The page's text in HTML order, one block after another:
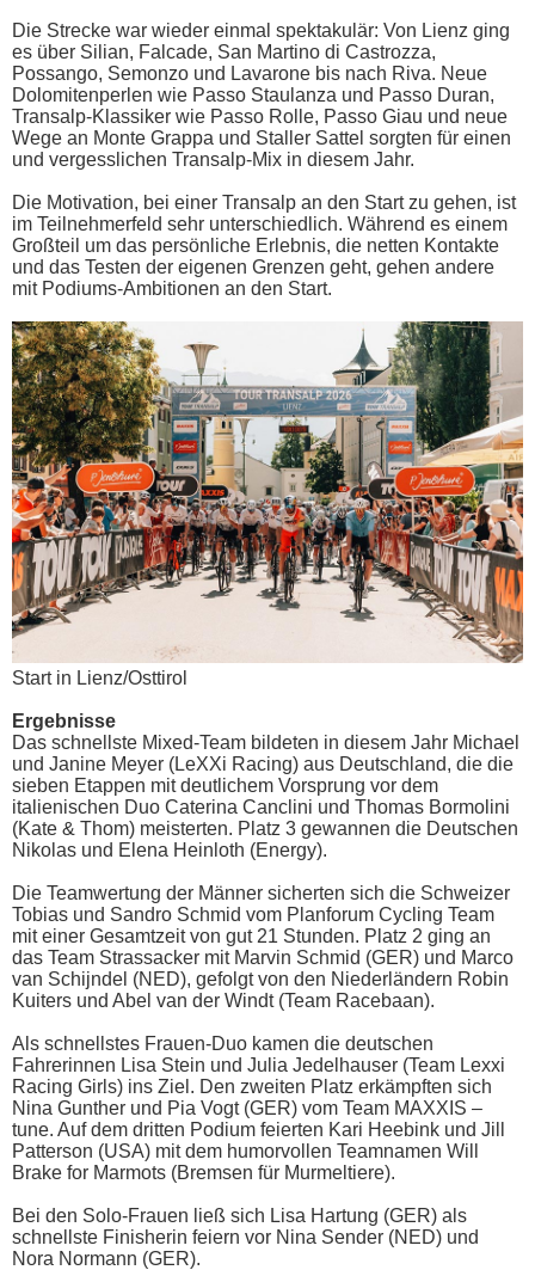
Die Strecke war wieder einmal spektakulär: Von Lienz ging
es über Silian, Falcade, San Martino di Castrozza,
Possango, Semonzo und Lavarone bis nach Riva. Neue
Dolomitenperlen wie Passo Staulanza und Passo Duran,
Transalp-Klassiker wie Passo Rolle, Passo Giau und neue
Wege an Monte Grappa und Staller Sattel sorgten für einen
und vergesslichen Transalp-Mix in diesem Jahr.
Die Motivation, bei einer Transalp an den Start zu gehen, ist
im Teilnehmerfeld sehr unterschiedlich. Während es einem
Großteil um das persönliche Erlebnis, die netten Kontakte
und das Testen der eigenen Grenzen geht, gehen andere
mit Podiums-Ambitionen an den Start.
Start in Lienz/Osttirol
Ergebnisse
Das schnellste Mixed-Team bildeten in diesem Jahr Michael
und Janine Meyer (LeXXi Racing) aus Deutschland, die die
sieben Etappen mit deutlichem Vorsprung vor dem
italienischen Duo Caterina Canclini und Thomas Bormolini
(Kate & Thom) meisterten. Platz 3 gewannen die Deutschen
Nikolas und Elena Heinloth (Energy).
Die Teamwertung der Männer sicherten sich die Schweizer
Tobias und Sandro Schmid vom Planforum Cycling Team
mit einer Gesamtzeit von gut 21 Stunden. Platz 2 ging an
das Team Strassacker mit Marvin Schmid (GER) und Marco
van Schijndel (NED), gefolgt von den Niederländern Robin
Kuiters und Abel van der Windt (Team Racebaan).
Als schnellstes Frauen-Duo kamen die deutschen
Fahrerinnen Lisa Stein und Julia Jedelhauser (Team Lexxi
Racing Girls) ins Ziel. Den zweiten Platz erkämpften sich
Nina Gunther und Pia Vogt (GER) vom Team MAXXIS –
tune. Auf dem dritten Podium feierten Kari Heebink und Jill
Patterson (USA) mit dem humorvollen Teamnamen Will
Brake for Marmots (Bremsen für Murmeltiere).
Bei den Solo-Frauen ließ sich Lisa Hartung (GER) als
schnellste Finisherin feiern vor Nina Sender (NED) und
Nora Normann (GER).